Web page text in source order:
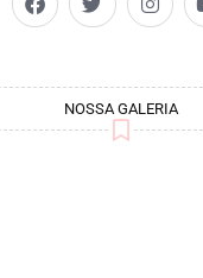
NOSSA GALERIA